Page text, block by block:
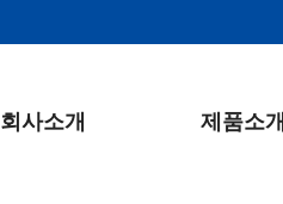
회사소개 제품소개